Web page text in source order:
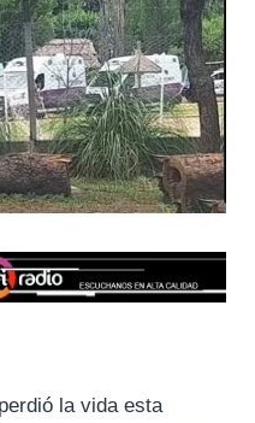
perdió la vida esta